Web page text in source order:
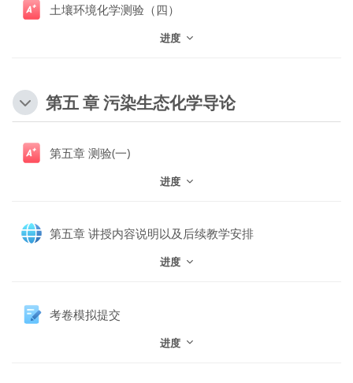
土壤环境化学测验（四）
进度
第五 章 污染生态化学导论
第五章 测验(一)
进度
第五章 讲授内容说明以及后续教学安排网页
进度
考卷模拟提交
进度